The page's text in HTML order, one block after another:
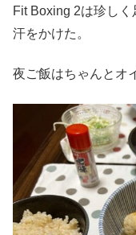
Fit Boxing 2は珍し
汗をかけた。
夜ご飯はちゃんとオ